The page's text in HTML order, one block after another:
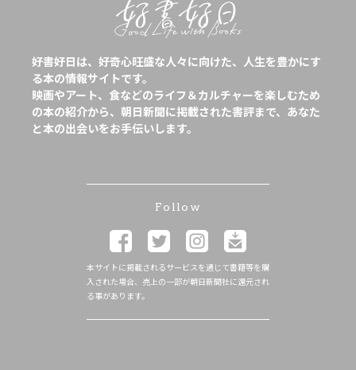
好書好日は、好奇心旺盛な人々に向けた、人生を豊かにす
る本の情報サイトです。
映画やアート、食などのライフ＆カルチャーを楽しむため
の本の紹介から、朝日新聞に掲載された書評まで、あなた
と本の出会いをお手伝いします。
Follow
本サイトに掲載されるサービスを通じて書籍等を購
入された場合、売上の一部が朝日新聞社に還元され
る事があります。